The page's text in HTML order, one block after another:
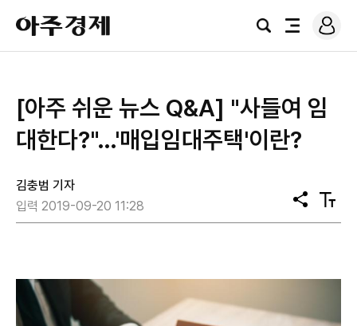
아
주
경
검
전
로
그
[아주 쉬운 뉴스 Q&A] "사들여 임
대한다?"…'매입임대주택'이란?
김충범 기자
입력 2019-09-20 11:28
공
유
텍
스